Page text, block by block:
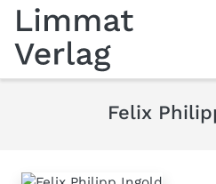
Felix